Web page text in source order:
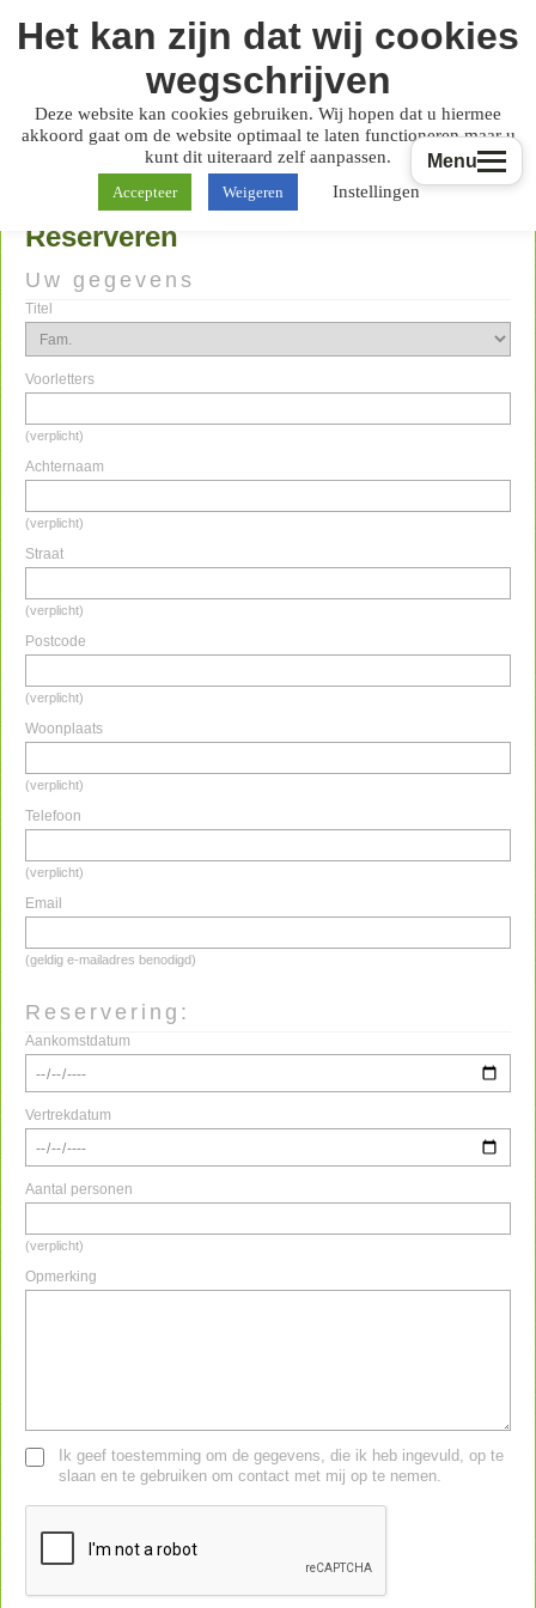
Menu
Reserveren
Uw gegevens
Titel
Voorletters
(verplicht)
Achternaam
(verplicht)
Straat
(verplicht)
Postcode
(verplicht)
Woonplaats
(verplicht)
Telefoon
(verplicht)
Email
(geldig e-mailadres benodigd)
Reservering:
Aankomstdatum
Vertrekdatum
Aantal personen
(verplicht)
Opmerking
Ik geef toestemming om de gegevens, die ik heb ingevuld, op te
slaan en te gebruiken om contact met mij op te nemen.
Het kan zijn dat wij cookies
wegschrijven
Deze website kan cookies gebruiken. Wij hopen dat u hiermee
akkoord gaat om de website optimaal te laten functioneren maar u
kunt dit uiteraard zelf aanpassen.
Accepteer Weigeren Instellingen